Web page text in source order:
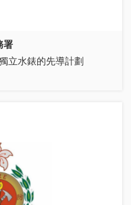
署
立水錶的先導計劃